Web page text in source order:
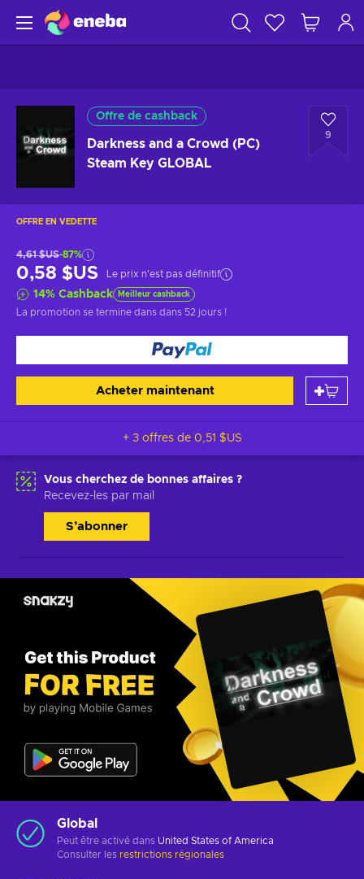
Offre de cashback
Darkness and a Crowd (PC)
Steam Key GLOBAL
9
OFFRE EN VEDETTE
4,61 $US-87%
0,58 $US Le prix n'est pas définitif
14% Cashback Meilleur cashback
La promotion se termine dans dans 52 jours !
Acheter maintenant
+ 3 offres de 0,51 $US
Vous cherchez de bonnes affaires ?
Recevez-les par mail
S’abonner
Global
Peut être activé dans United States of America
Consulter les restrictions régionales